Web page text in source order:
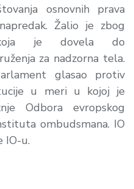
osnovnih prava
Žalio je zbog
je dovela do
za nadzorna tela.
glasao protiv
u meri u kojoj je
Odbora evropskog
ombudsmana. IO
IO-u.